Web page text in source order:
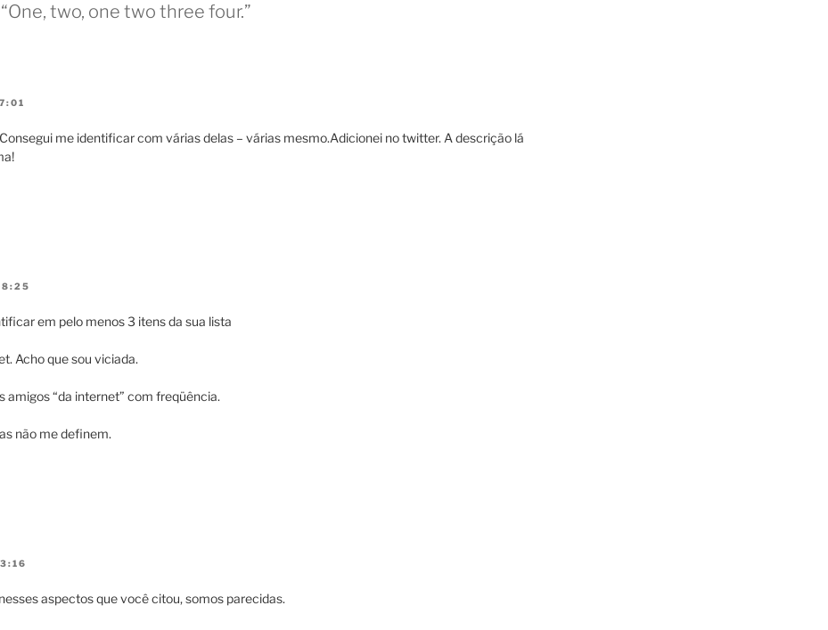
two, one two three four.”
me identificar com várias delas – várias mesmo.Adicionei no twitter. A descrição lá
em pelo menos 3 itens da sua lista
Acho que sou viciada.
amigos “da internet” com freqüência.
não me definem.
aspectos que você citou, somos parecidas.